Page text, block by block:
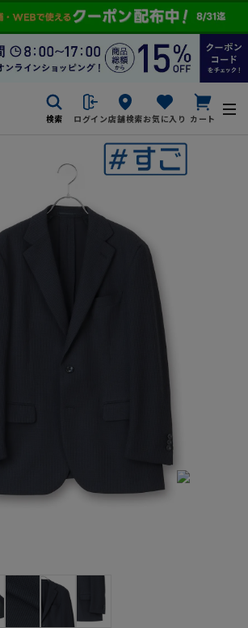
検索 ログイン店舗検索お気に入り カート